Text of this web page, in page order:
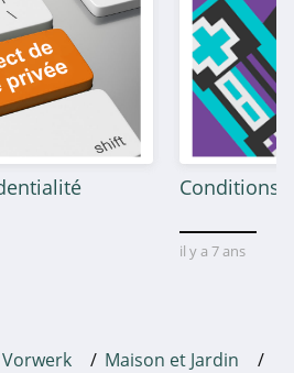
Conditions
il y a 7 ans
Vorwerk Maison et Jardin